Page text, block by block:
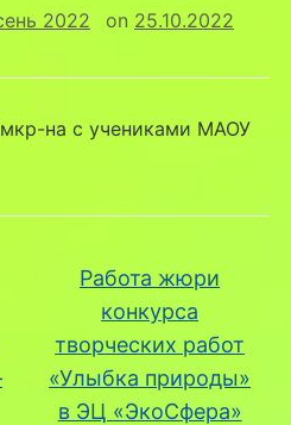
2022 on 25.10.2022
на с учениками МАОУ
Работа жюри
конкурса
творческих работ
«Улыбка природы»
в ЭЦ «ЭкоСфера»